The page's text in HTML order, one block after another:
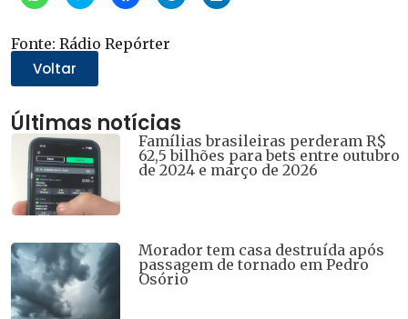
para
WhatsApp(abre
em
nova
janela)
para
Twitter(abre
em
para
Facebook(abre
em
para para
Fonte: Rádio Repórter
Voltar
Últimas notícias
Famílias brasileiras perderam R$
62,5 bilhões para bets entre outubro
de 2024 e março de 2026
Morador tem casa destruída após
passagem de tornado em Pedro
Osório